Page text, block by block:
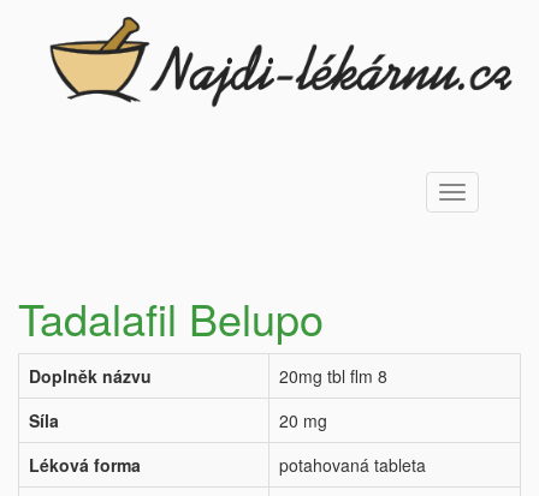
Toggle
navigation
Tadalafil Belupo
Doplněk názvu
20mg tbl flm 8
Síla
20 mg
Léková forma
potahovaná tableta